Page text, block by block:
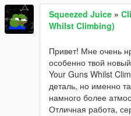
Squeezed Juice »
Whilst Climbing)
Привет! Мне очень
особенно твой
Your Guns Whilst
деталь, но именно
намного более
Отличная работа,